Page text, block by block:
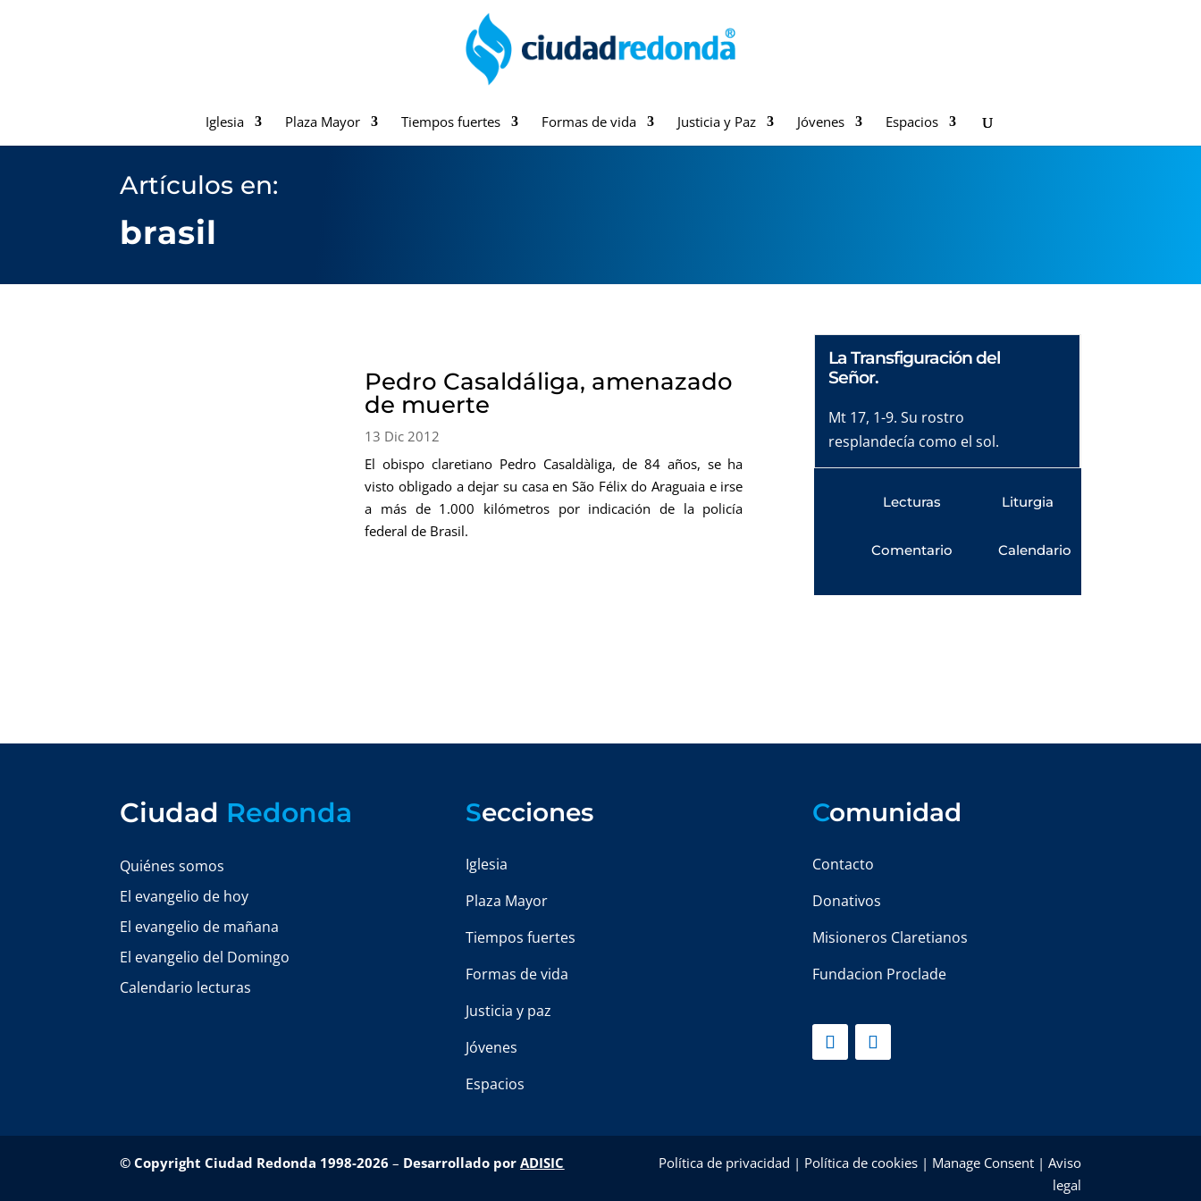
Iglesia Plaza Mayor Tiempos fuertes Formas de vida Justicia y Paz Jóvenes Espacios
Artículos en:
brasil
Pedro Casaldáliga, amenazado
de muerte
13 Dic 2012
El obispo claretiano Pedro Casaldàliga, de 84 años, se ha
visto obligado a dejar su casa en São Félix do Araguaia e irse
a más de 1.000 kilómetros por indicación de la policía
federal de Brasil.
La Transfiguración del
Señor.
Mt 17, 1-9. Su rostro
resplandecía como el sol.
Lecturas
Comentario
Liturgia
Calendario
Ciudad Redonda
Quiénes somos
El evangelio de hoy
El evangelio de mañana
El evangelio del Domingo
Calendario lecturas
Secciones
Iglesia
Plaza Mayor
Tiempos fuertes
Formas de vida
Justicia y paz
Jóvenes
Espacios
Comunidad
Contacto
Donativos
Misioneros Claretianos
Fundacion Proclade
© Copyright Ciudad Redonda 1998-2026 – Desarrollado porADISIC Política de privacidad | Política de cookies| Manage Consent| Aviso
legal